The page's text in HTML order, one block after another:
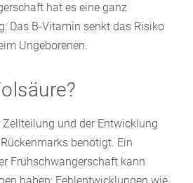
hat es eine ganz
Das B-Vitamin senkt das Risiko
Ungeborenen.
und der Entwicklung
benötigt. Ein
Frühschwangerschaft kann